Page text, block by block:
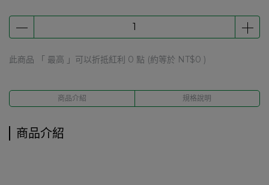
此商品 「 最高 」可以折抵紅利 0 點 (約等於 NT$0 )
商品介紹 規格說明
商品介紹